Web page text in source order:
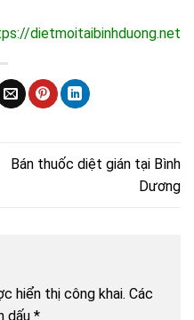
dietmoitaibinhduong.net
Bán thuốc diệt gián tại Bình
Dương
hiển thị công khai. Các
dấu *